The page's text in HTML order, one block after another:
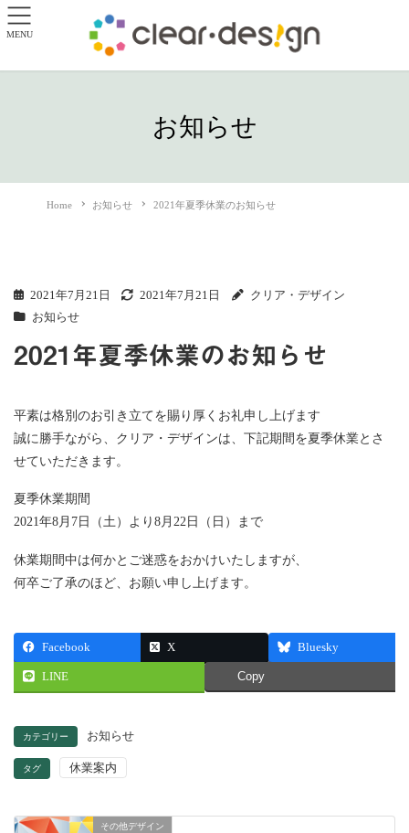
お知らせ
Home お知らせ 2021年夏季休業のお知らせ
2021年7月21日 2021年7月21日
クリア・デザイン
お知らせ
2021年夏季休業のお知らせ
平素は格別のお引き立てを賜り厚くお礼申し上げます
誠に勝手ながら、クリア・デザインは、下記期間を夏季休業とさ
せていただきます。
夏季休業期間
2021年8月7日（土）より8月22日（日）まで
休業期間中は何かとご迷惑をおかけいたしますが、
何卒ご了承のほど、お願い申し上げます。
Facebook X Bluesky
LINE Copy
カテゴリー お知らせ
タグ 休業案内
その他デザイン
MENU